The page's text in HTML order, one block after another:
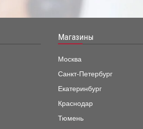
Магазины
Москва
Санкт-Петербург
Екатеринбург
Краснодар
Тюмень